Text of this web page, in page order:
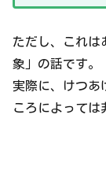
ただし、これは
象」の話です。
実際に、けつあ
ころによっては